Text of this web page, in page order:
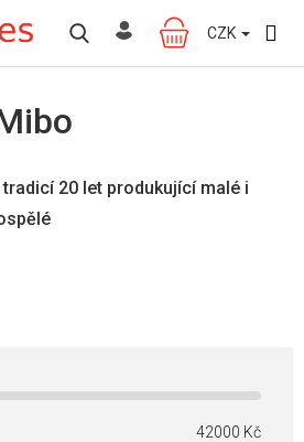
NÁKUPNÍ
KOŠÍK
CZK
20 let produkující malé i
42000 Kč